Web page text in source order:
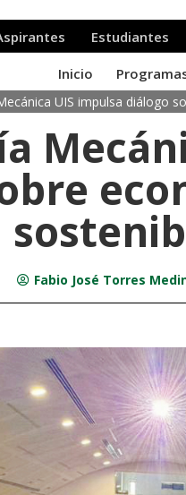
UIS impulsa diálogo
Fabio José Torres